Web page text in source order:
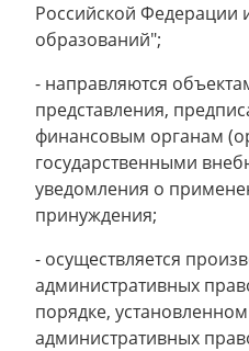
Российской Федерации
образований";
- направляются
представления,
финансовым органам
государственными
уведомления о
принуждения;
- осуществляется
административных
порядке,
административных